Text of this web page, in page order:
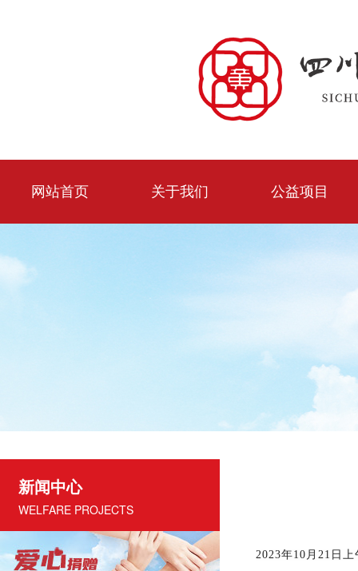
新闻中心
WELFARE PROJECTS
2023年10 月 21 日上
网站首页 关于我们 公益项目